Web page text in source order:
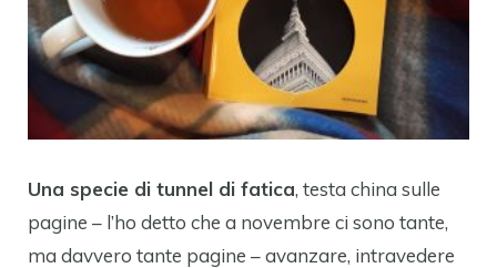
Una specie di tunnel di fatica, testa china sulle
pagine – l’ho detto che a novembre ci sono tante,
ma davvero tante pagine – avanzare, intravedere